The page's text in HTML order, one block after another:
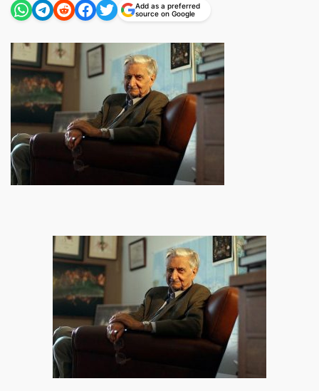
Add as a preferred
source on Google